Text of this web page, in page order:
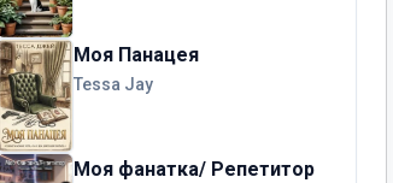
Моя Панацея
Tessa Jay
Моя фанатка/ Репетитор